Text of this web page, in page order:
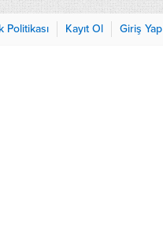
Politikası Kayıt Ol Giriş Yap